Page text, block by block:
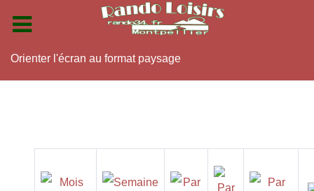
Orienter l'écran au format paysage